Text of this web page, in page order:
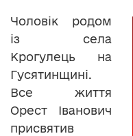
Чоловік родом
із села
Крогулець на
Гусятинщині.
Все життя
Орест Іванович
присвятив